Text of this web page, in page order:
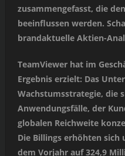
zusammengefasst, die
beeinflussen werden.
brandaktuelle Aktien-
TeamViewer hat im
Ergebnis erzielt: Das
Wachstumsstrategie, die
Anwendungsfälle, der
globalen Reichweite
Die Billings erhöhten sich
dem Vorjahr auf 324,9